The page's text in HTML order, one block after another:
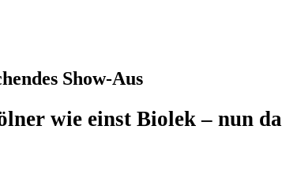
Show-Aus
wie einst Biolek – nun